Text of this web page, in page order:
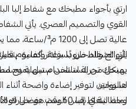
ارتقِ بأجواء مطبخك مع شفاط إلبا
عالية تصل إلى
بهيكل من الستانلس ستيل يمنح
لسنوات.
يأتي الشفاط مزودًا بفلاتر ألمنيوم
يمنحك تجربة استخدام سهلة
هالوجين لتوفير إضاءة واضحة
وجمالية في نفس الوقت. بفضل قوة
لماذا شفاط إلبا 60 سم هو خيارك الأنسب؟